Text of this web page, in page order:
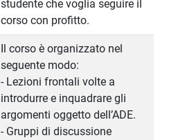
studente che voglia seguire il
corso con profitto.
Il corso è organizzato nel
seguente modo:
- Lezioni frontali volte a
introdurre e inquadrare gli
argomenti oggetto dell’ADE.
- Gruppi di discussione